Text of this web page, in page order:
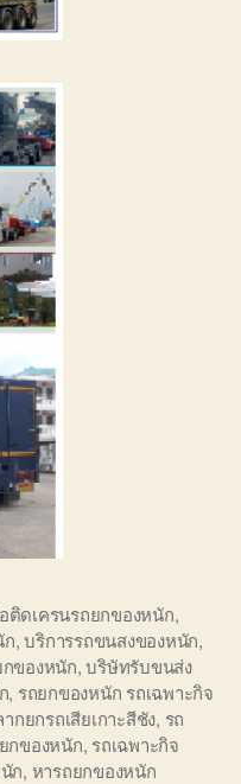
ติดเครนรถยกของหนัก,
,บริการรถขนสงของหนัก,
ของหนัก,บริษัทรับขนส่ง
, รถยกของหนัก รถเฉพาะกิจ
ากยกรถเสียเกาะสีชัง, รถ
กของหนัก, รถเฉพาะกิจ
ก, หารถยกของหนัก